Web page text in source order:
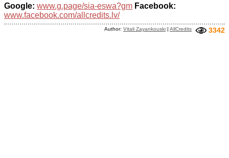
Google: www.g.page/sia-eswa?gm Facebook:
www.facebook.com/allcredits.lv/
3342
Author: Vitali Zayankouski | AllCredits